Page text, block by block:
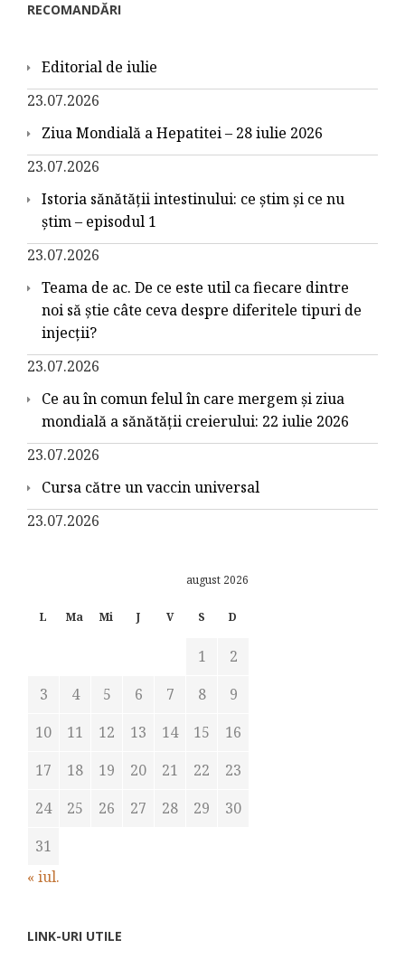
RECOMANDĂRI
Editorial de iulie
23.07.2026
Ziua Mondială a Hepatitei – 28 iulie 2026
23.07.2026
Istoria sănătății intestinului: ce știm și ce nu
știm – episodul 1
23.07.2026
Teama de ac. De ce este util ca fiecare dintre
noi să știe câte ceva despre diferitele tipuri de
injecții?
23.07.2026
Ce au în comun felul în care mergem și ziua
mondială a sănătății creierului: 22 iulie 2026
23.07.2026
Cursa către un vaccin universal
23.07.2026
august 2026
L Ma Mi J V S D
1
2
3
4 5 6 7 8
9
10
11 12 13 14 15
16
17
18 19 20 21 22
23
24
25 26 27 28 29
30
31
« iul.
LINK-URI UTILE